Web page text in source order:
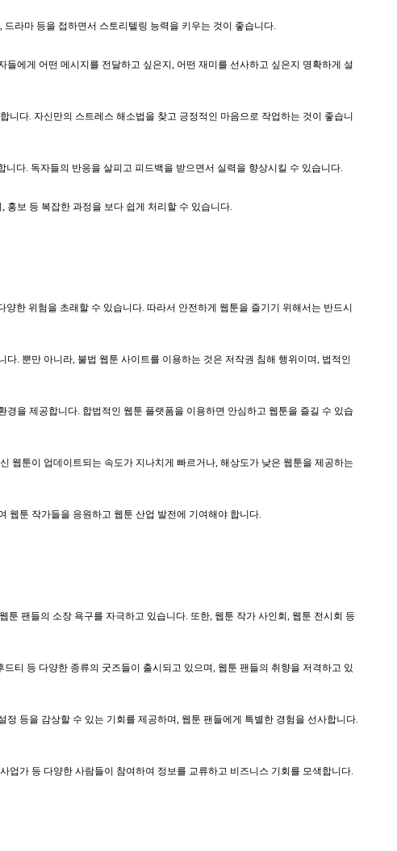
라마 등을 접하면서 스토리텔링 능력을 키우는 것이 좋습니다.
에게 어떤 메시지를 전달하고 싶은지, 어떤 재미를 선사하고 싶은지 명확하게 설
다. 자신만의 스트레스 해소법을 찾고 긍정적인 마음으로 작업하는 것이 좋습니
다. 독자들의 반응을 살피고 피드백을 받으면서 실력을 향상시킬 수 있습니다.
보 등 복잡한 과정을 보다 쉽게 처리할 수 있습니다.
한 위험을 초래할 수 있습니다. 따라서 안전하게 웹툰을 즐기기 위해서는 반드시
. 뿐만 아니라, 불법 웹툰 사이트를 이용하는 것은 저작권 침해 행위이며, 법적인
을 제공합니다. 합법적인 웹툰 플랫폼을 이용하면 안심하고 웹툰을 즐길 수 있습
웹툰이 업데이트되는 속도가 지나치게 빠르거나, 해상도가 낮은 웹툰을 제공하는
웹툰 작가들을 응원하고 웹툰 산업 발전에 기여해야 합니다.
팬들의 소장 욕구를 자극하고 있습니다. 또한, 웹툰 작가 사인회, 웹툰 전시회 등
티 등 다양한 종류의 굿즈들이 출시되고 있으며, 웹툰 팬들의 취향을 저격하고 있
등을 감상할 수 있는 기회를 제공하며, 웹툰 팬들에게 특별한 경험을 선사합니다.
가 등 다양한 사람들이 참여하여 정보를 교류하고 비즈니스 기회를 모색합니다.